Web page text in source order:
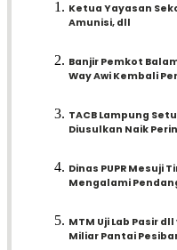
Ketua Yayasan
Amunisi, dll
Banjir Pemkot
Way Awi Kembali
TACB Lampung
Diusulkan Naik
Dinas PUPR Mesuji
Mengalami
MTM Uji Lab Pasir dll yang Digunakan buat Talud Rp17, 6
Miliar Pantai